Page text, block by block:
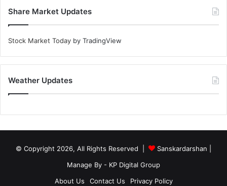
Share Market Updates
Stock Market Today by TradingView
Weather Updates
© Copyright 2026, All Rights Reserved | Sanskardarshan
Manage By - KP Digital Group
About Us
Contact Us Privacy Policy